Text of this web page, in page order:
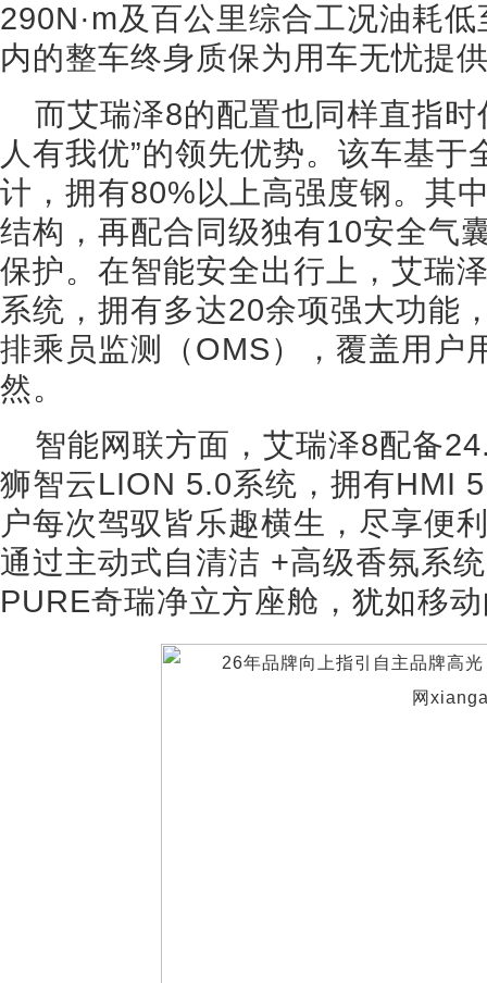
290N·m及百公里综合工况油耗
内的整车终身质保为用车无忧提
而艾瑞泽8的配置也同样直指
人有我优”的领先优势。该车基
计，拥有80%以上高强度钢。其
结构，再配合同级独有10安全气
保护。在智能安全出行上，艾瑞
系统，拥有多达20余项强大功能
排乘员监测（OMS），覆盖用户
然。
智能网联方面，艾瑞泽8配备
狮智云LION 5.0系统，拥有HMI
户每次驾驭皆乐趣横生，尽享便
通过主动式自清洁 +高级香氛系
PURE奇瑞净立方座舱，犹如移